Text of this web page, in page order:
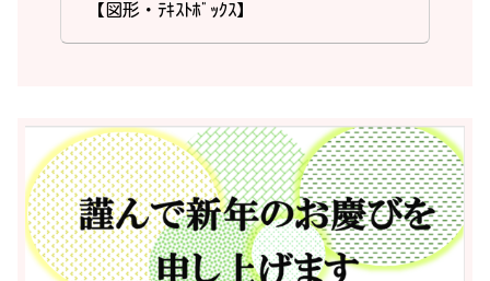
【図形・ﾃｷｽﾄﾎﾞｯｸｽ】